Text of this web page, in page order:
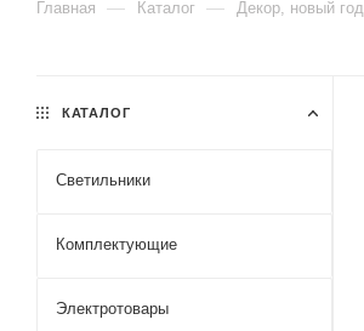
Главная — Каталог — Декор, новый год
КАТАЛОГ
Светильники
Комплектующие
Электротовары